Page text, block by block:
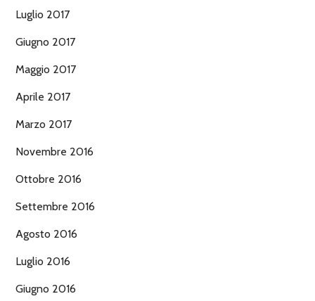
Luglio 2017
Giugno 2017
Maggio 2017
Aprile 2017
Marzo 2017
Novembre 2016
Ottobre 2016
Settembre 2016
Agosto 2016
Luglio 2016
Giugno 2016